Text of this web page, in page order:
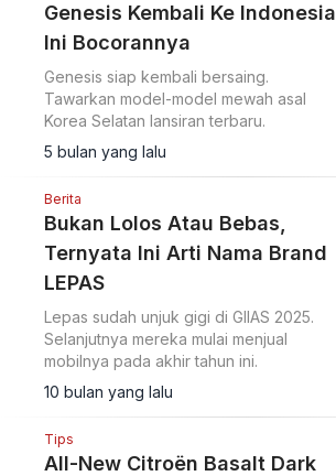
Genesis Kembali Ke Indonesia,
Ini Bocorannya
Genesis siap kembali bersaing.
Tawarkan model-model mewah asal
Korea Selatan lansiran terbaru.
5 bulan yang lalu
Berita
Bukan Lolos Atau Bebas,
Ternyata Ini Arti Nama Brand
LEPAS
Lepas sudah unjuk gigi di GIIAS 2025.
Selanjutnya mereka mulai menjual
mobilnya pada akhir tahun ini.
10 bulan yang lalu
Tips
All-New Citroën Basalt Dark